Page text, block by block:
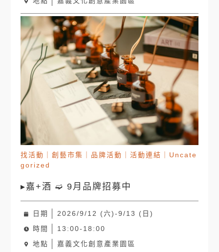
找活動 ｜創藝市集 品牌活動 ｜活動連結
Uncate
gorized
▸嘉+酒 ➫ 9月品牌招募中
日期
2026/9/12 (六)-9/13 (日)
時間
13:00-18:00
地點
嘉義文化創意產業園區